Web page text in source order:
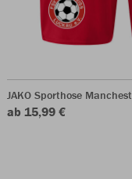
JAKO Sporthose
ab 15,99 €